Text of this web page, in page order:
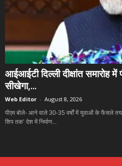
आईआईटी दिल्ली दीक्षांत समारोह में
सीखेगा,...
Web Editor - August 8, 2026
पीएम बोले- आने वाले 30-35 वर्षों में युवाओं के फैसले
शिप तक’ देश में निर्माण...